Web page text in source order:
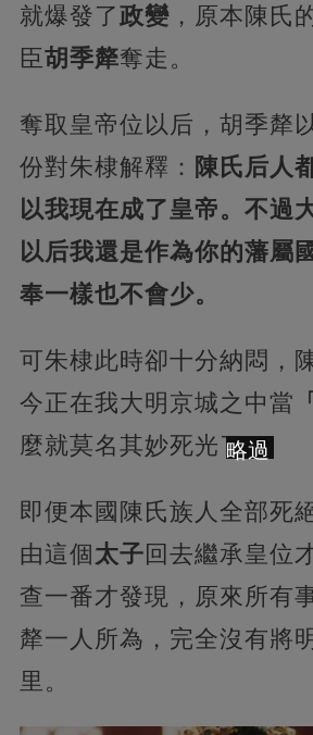
就爆發了政變，原本陳氏
臣胡季犛奪走。
奪取皇帝位以后，胡季犛
份對朱棣解釋： 陳氏后人
以我現在成了皇帝。不過
以后我還是作為你的藩屬
奉一樣也不會少。
可朱棣此時卻十分納悶，
今正在我大明京城之中當
麼就莫名其妙死光了。
即便本國陳氏族人全部死
由這個太子回去繼承皇位
查一番才發現，原來所有
犛一人所為，完全沒有將
里。
略過